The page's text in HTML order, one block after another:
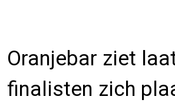
Oranjebar ziet
finalisten zich